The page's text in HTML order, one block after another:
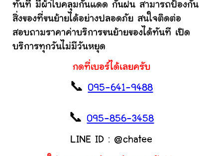
ทันที มีผ้าใบคลุมกันแดด กันฝน สามารถป้องกัน
สิ่งของที่ขนย้ายได้อย่างปลอดภัย สนใจติดต่อ
สอบถามราคาค่าบริการขนย้ายของได้ทันที เปิด
บริการทุกวันไม่มีวันหยุด
กดที่เบอร์ได้เลยครับ
📞095-641-9488
📞095-856-3458
LINE ID : @chatee